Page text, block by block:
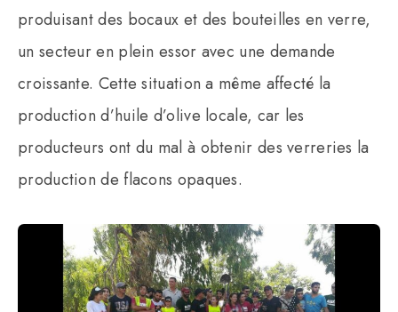
produisant des bocaux et des bouteilles en verre,
un secteur en plein essor avec une demande
croissante. Cette situation a même affecté la
production d’huile d’olive locale, car les
producteurs ont du mal à obtenir des verreries la
production de flacons opaques.